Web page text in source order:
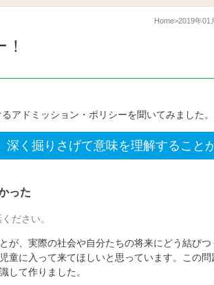
Home 2019年01
アドミッション・ポリシーを聞いてみました。
く掘りさげて意味を理解することが
った
ださい。
が、実際の社会や自分たちの将来にどう結びつ
童に入って来てほしいと思っています。この問
して作りました。